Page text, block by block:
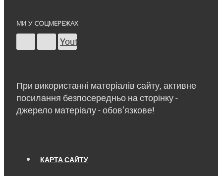
МИ У СОЦМЕРЕЖАХ
Youtube
При використанні матеріалів сайту, активне
посилання безпосередньо на сторінку -
джерело матеріалу - обов’язкове!
КАРТА САЙТУ